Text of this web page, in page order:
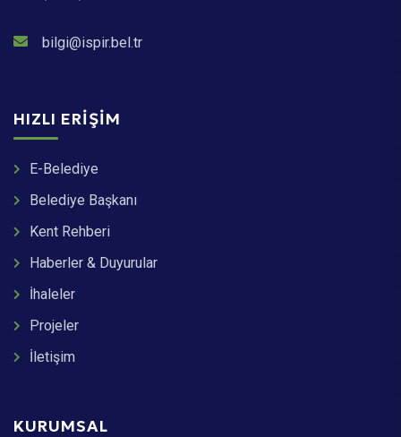
bilgi@ispir.bel.tr
HIZLI ERIŞIM
E-Belediye
Belediye Başkanı
Kent Rehberi
Haberler & Duyurular
İhaleler
Projeler
İletişim
KURUMSAL